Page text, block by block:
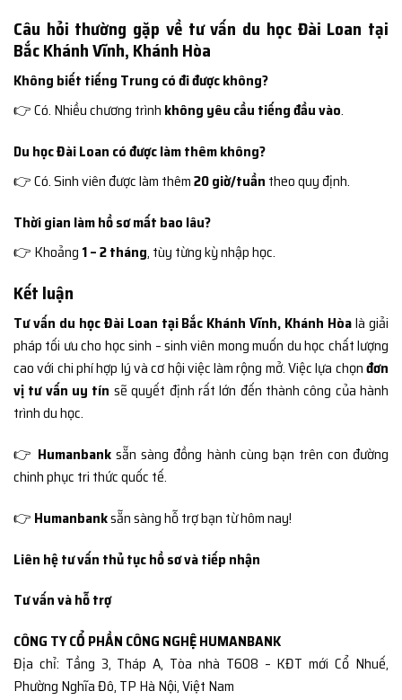
Câu hỏi thường gặp về tư vấn du học Đài Loan tại
Bắc Khánh Vĩnh, Khánh Hòa
Không biết tiếng Trung có đi được không?
👉 Có. Nhiều chương trình không yêu cầu tiếng đầu vào.
Du học Đài Loan có được làm thêm không?
👉 Có. Sinh viên được làm thêm20 giờ/tuần theo quy định.
Thời gian làm hồ sơ mất bao lâu?
👉 Khoảng 1 – 2 tháng, tùy từng kỳ nhập học.
Kết luận
Tư vấn du học Đài Loan tại Bắc Khánh Vĩnh, Khánh Hòalà giải
pháp tối ưu cho học sinh – sinh viên mong muốn du học chất lượng
cao với chi phí hợp lý và cơ hội việc làm rộng mở. Việc lựa chọnđơn
vị tư vấn uy tín sẽ quyết định rất lớn đến thành công của hành
trình du học.
👉 Humanbank sẵn sàng đồng hành cùng bạn trên con đường
chinh phục tri thức quốc tế.
👉 Humanbanksẵn sàng hỗ trợ bạn từ hôm nay!
Liên hệ tư vấn thủ tục hồ sơ và tiếp nhận
Tư vấn và hỗ trợ
CÔNG TY CỔ PHẦN CÔNG NGHỆ HUMANBANK
Địa chỉ: Tầng 3, Tháp A, Tòa nhà T608 – KĐT mới Cổ Nhuế,
Phường Nghĩa Đô, TP Hà Nội, Việt Nam